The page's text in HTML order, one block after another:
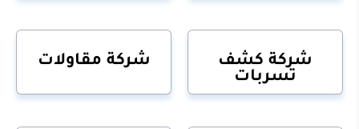
شركة كشف
تسربات
شركة مقاولات